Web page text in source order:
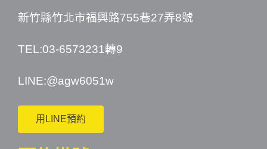
新竹縣竹北市福興路755巷27弄8號
TEL:03-6573231轉9
LINE:@agw6051w
用LINE預約